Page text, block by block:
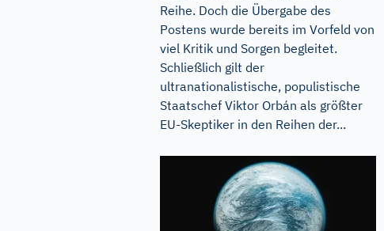
Reihe. Doch die Übergabe des
Postens wurde bereits im Vorfeld von
viel Kritik und Sorgen begleitet.
Schließlich gilt der
ultranationalistische, populistische
Staatschef Viktor Orbán als größter
EU-Skeptiker in den Reihen der...